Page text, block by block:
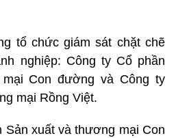
tổ chức giám sát chặt chẽ
nghiệp: Công ty Cổ phần
Con đường và Công ty
mại Rồng Việt.
Sản xuất và thương mại Con